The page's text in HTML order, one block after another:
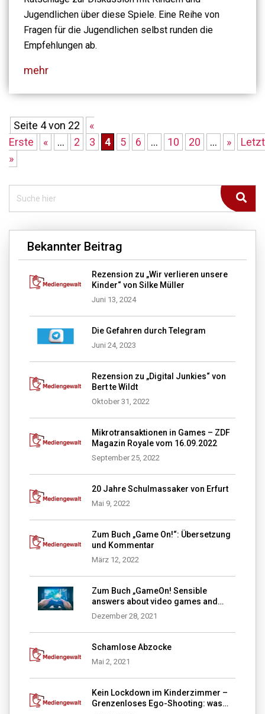
Jugendlichen über diese Spiele. Eine Reihe von
Fragen für die Jugendlichen selbst runden die
Empfehlungen ab.
mehr
Seite 4 von 22
«
Erste
« ... 2 3 4 5 6 ... 10 20 ... »
»
Bekannter Beitrag
Rezension zu „Wir verlieren unsere
Kinder“ von Silke Müller
Juni 13, 2024
Die Gefahren durch Telegram
Juni 24, 2023
Rezension zu „Digital Junkies“ von
Bert te Wildt
Oktober 31, 2022
Mikrotransaktionen in Games – ZDF
Magazin Royale vom 16.09.2022
September 25, 2022
20 Jahre Schulmassaker von Erfurt
Mai 9, 2022
Zum Buch „Game On!“: Übersetzung
und Kommentar
März 12, 2022
Zum Buch „GameOn! Sensible
answers about video games and
media violence“
Dezember 28, 2021
Schamlose Abzocke
Mai 2, 2021
Kein Lockdown im Kinderzimmer –
Grenzenloses Ego-Shooting: was